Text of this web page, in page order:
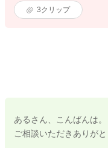
3クリップ
あるさん、こんばんは。
ご相談いただきありがと